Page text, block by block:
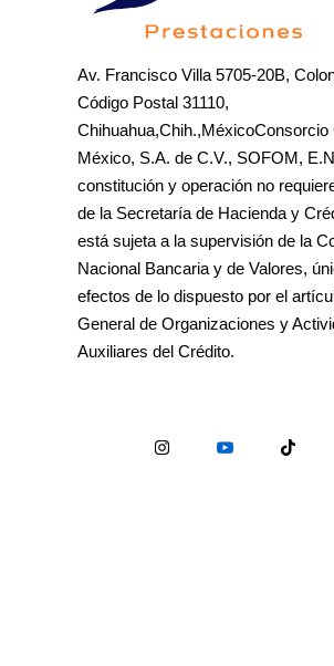
Av. Francisco Villa 5705-20B,
Código Postal 31110,
Chihuahua,Chih.,MéxicoConsorcio
México, S.A. de C.V., SOFOM,
constitución y operación no
de la Secretaría de Hacienda y
está sujeta a la supervisión de la
Nacional Bancaria y de Valores,
efectos de lo dispuesto por el
General de Organizaciones y
Auxiliares del Crédito.